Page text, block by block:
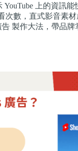
上的資訊
次數，直式影音素
告 製作大法，帶品